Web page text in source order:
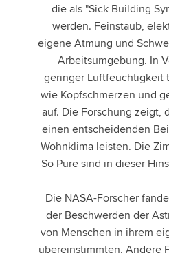
die als "Sick Building
werden. Feinstaub,
eigene Atmung und
Arbeitsumgebung. In
geringer Luftfeuchtigkeit
wie Kopfschmerzen und
auf. Die Forschung zeigt,
einen entscheidenden
Wohnklima leisten. Die
So Pure sind in dieser
Die NASA-Forscher
der Beschwerden der
von Menschen in ihrem
übereinstimmten. Andere